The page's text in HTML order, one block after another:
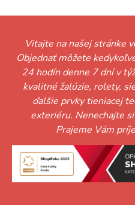
Vitajte na našej stránke
Objednať môžete
24 hodín denne 7 dní v
kvalitné žalúzie, rolety,
ďalšie prvky tieniacej
exteriéru. Nenechajte
Prajeme Vám